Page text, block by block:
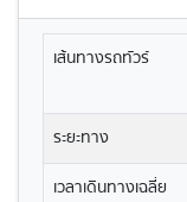
เส้นทางรถทัวร์
ระยะทาง
เวลาเดินทางเฉลี่ย